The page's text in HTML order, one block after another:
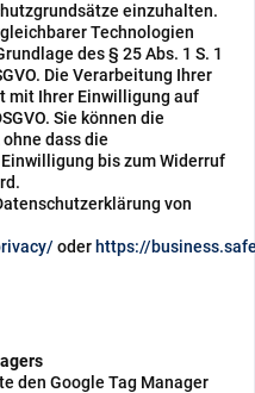
einzuhalten.
Technologien
des § 25 Abs. 1 S. 1
Die Verarbeitung Ihrer
mit Ihrer Einwilligung auf
Sie können die
dass die
bis zum Widerruf
von
oder https://
den Google Tag Manager